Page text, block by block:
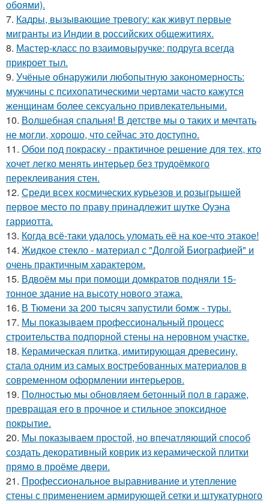
обоями).
7. Кадры, вызывающие тревогу: как живут первые
мигранты из Индии в российских общежитиях.
8. Мастер-класс по взаимовыручке: подруга всегда
прикроет тыл.
9. Учёные обнаружили любопытную закономерность:
мужчины с психопатическими чертами часто кажутся
женщинам более сексуально привлекательными.
10. Волшебная спальня! В детстве мы о таких и мечтать
не могли, хорошо, что сейчас это доступно.
11. Обои под покраску - практичное решение для тех, кто
хочет легко менять интерьер без трудоёмкого
переклеивания стен.
12. Среди всех космических курьезов и розыгрышей
первое место по праву принадлежит шутке Оуэна
гарриотта.
13. Когда всё-таки удалось уломать её на кое-что этакое!
14. Жидкое стекло - материал с "Долгой Биографией" и
очень практичным характером.
15. Вдвоём мы при помощи домкратов подняли 15-
тонное здание на высоту нового этажа.
16. В Тюмени за 200 тысяч запустили бомж - туры.
17. Мы показываем профессиональный процесс
строительства подпорной стены на неровном участке.
18. Керамическая плитка, имитирующая древесину,
стала одним из самых востребованных материалов в
современном оформлении интерьеров.
19. Полностью мы обновляем бетонный пол в гараже,
превращая его в прочное и стильное эпоксидное
покрытие.
20. Мы показываем простой, но впечатляющий способ
создать декоративный коврик из керамической плитки
прямо в проёме двери.
21. Профессиональное выравнивание и утепление
стены с применением армирующей сетки и штукатурного